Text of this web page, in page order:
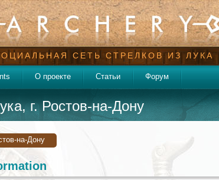
СЕТЬ СТРЕЛКОВ ИЗ ЛУКА
О проекте Статьи Форум
г. Ростов-на-Дону
на-Дону